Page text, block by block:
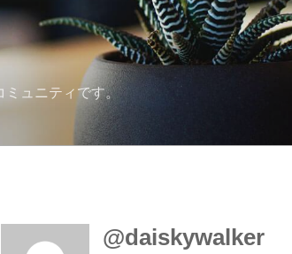
ミュニティです。
@daiskywalker